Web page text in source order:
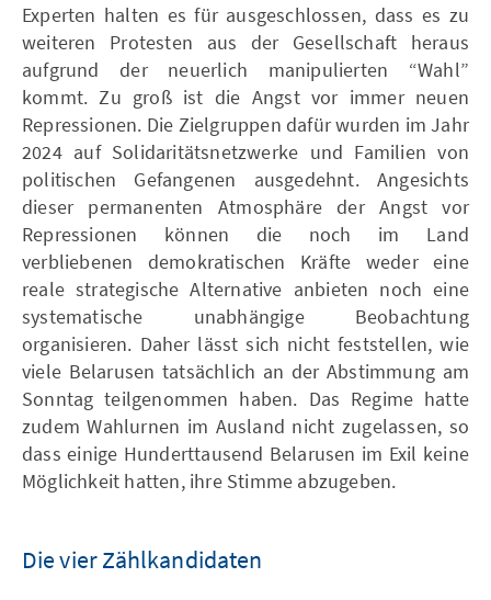
Experten halten es für ausgeschlossen, dass es zu
weiteren Protesten aus der Gesellschaft heraus
aufgrund der neuerlich manipulierten “Wahl”
kommt. Zu groß ist die Angst vor immer neuen
Repressionen. Die Zielgruppen dafür wurden im Jahr
2024 auf Solidaritätsnetzwerke und Familien von
politischen Gefangenen ausgedehnt. Angesichts
dieser permanenten Atmosphäre der Angst vor
Repressionen können die noch im Land
verbliebenen demokratischen Kräfte weder eine
reale strategische Alternative anbieten noch eine
systematische unabhängige Beobachtung
organisieren. Daher lässt sich nicht feststellen, wie
viele Belarusen tatsächlich an der Abstimmung am
Sonntag teilgenommen haben. Das Regime hatte
zudem Wahlurnen im Ausland nicht zugelassen, so
dass einige Hunderttausend Belarusen im Exil keine
Möglichkeit hatten, ihre Stimme abzugeben.
Die vier Zählkandidaten